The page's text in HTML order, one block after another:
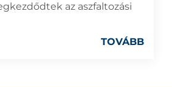
az aszfaltozási
TOVÁBB